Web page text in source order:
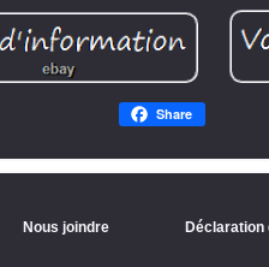
Share
Nous joindre